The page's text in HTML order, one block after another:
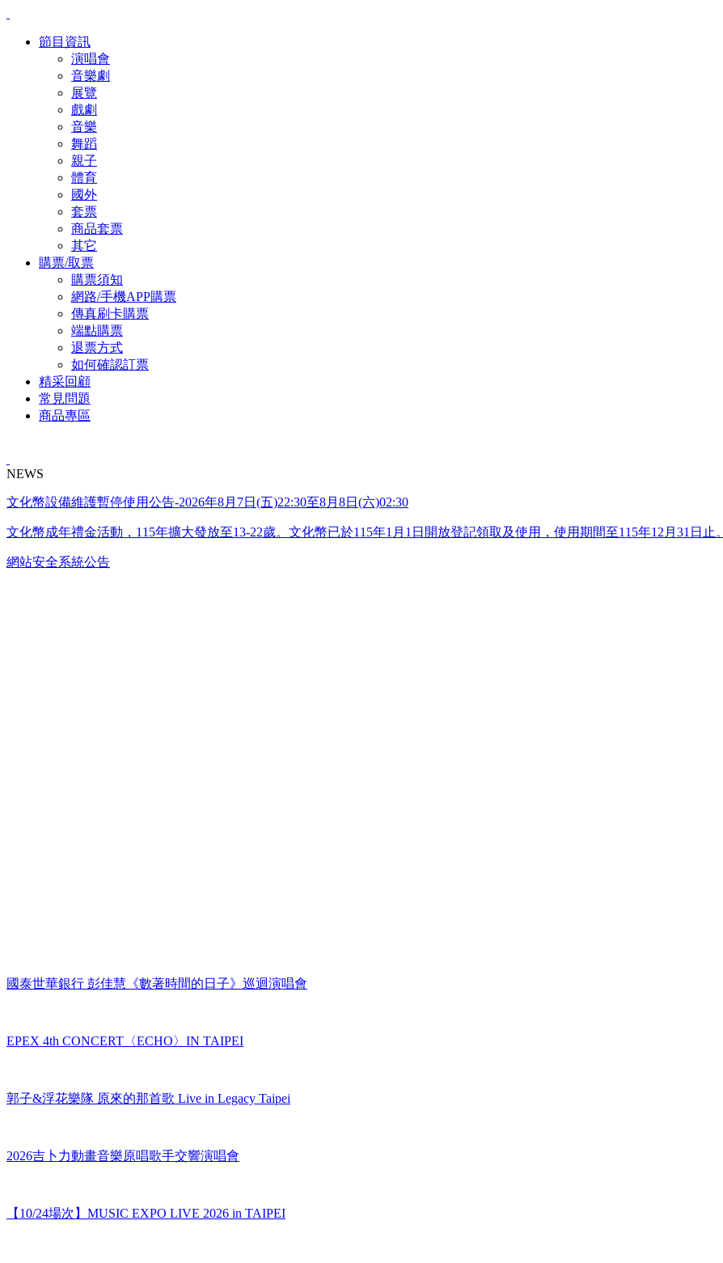
節目資訊
演唱會
音樂劇
展覽
戲劇
音樂
舞蹈
親子
體育
國外
套票
商品套票
其它
購票/取票
購票須知
網路/手機APP購票
傳真刷卡購票
端點購票
退票方式
如何確認訂票
精采回顧
常見問題
商品專區
NEWS
文化幣設備維護暫停使用公告-2026年8月7日(五)22:30至8月8日(六)02:30
文化幣成年禮金活動，115年擴大發放至13-22歲。文化幣已於115年1月1日開放登記領取及使用，使用期間至115年12月31日止。
網站安全系統公告
國泰世華銀行 彭佳慧《數著時間的日子》巡迴演唱會
EPEX 4th CONCERT〈ECHO〉IN TAIPEI
郭子&浮花樂隊 原來的那首歌 Live in Legacy Taipei
2026吉卜力動畫音樂原唱歌手交響演唱會
【10/24場次】MUSIC EXPO LIVE 2026 in TAIPEI